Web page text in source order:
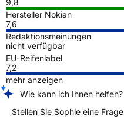
Hersteller Nokian
7,6
Redaktionsmeinungen
nicht verfügbar
EU-Reifenlabel
7,2
mehr anzeigen
Wie kann ich Ihnen helfen?
Stellen Sie Sophie eine Frage